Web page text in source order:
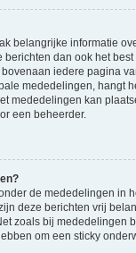
belangrijke informatie
berichten dan ook het
iedere pagina
mededelingen, hangt
mededelingen kan
een beheerder.
de mededelingen in
deze berichten vrij
zoals bij mededelingen
om een sticky